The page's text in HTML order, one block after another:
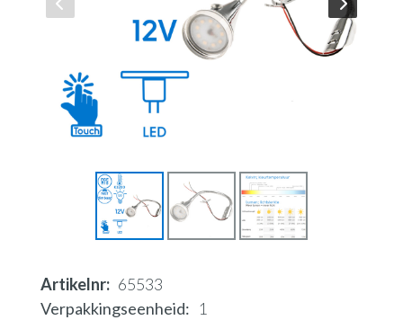
Artikelnr
65533
Verpakkingseenheid
1